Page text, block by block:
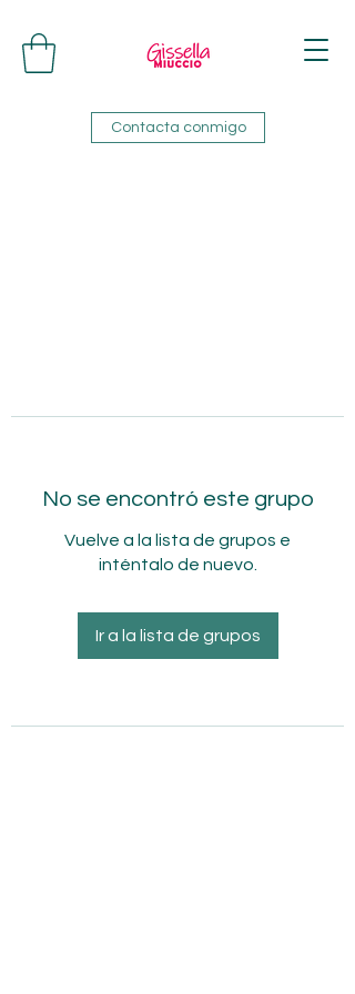
Contacta conmigo
No se encontró este grupo
Vuelve a la lista de grupos e
inténtalo de nuevo.
Ir a la lista de grupos